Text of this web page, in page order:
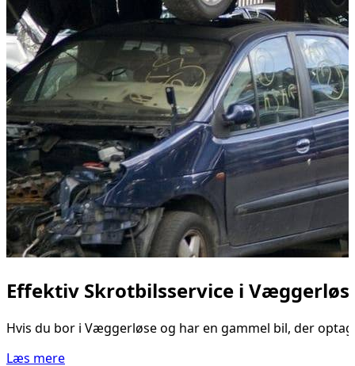
Effektiv Skrotbilsservice i
Hvis du bor i Væggerløse og har en gammel bil, der
Læs mere